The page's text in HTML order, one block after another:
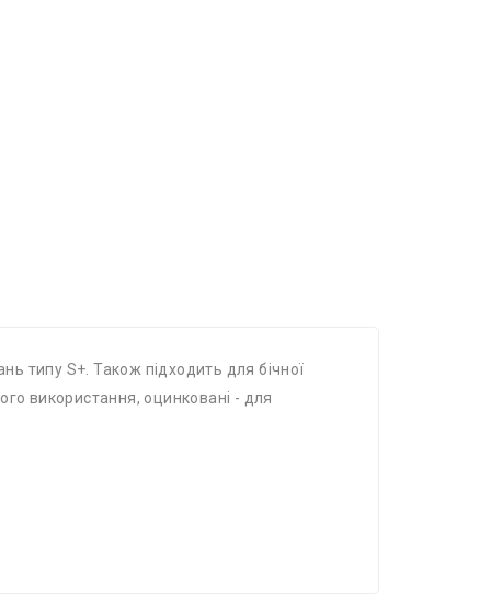
типу S+. Також підходить для бічної
використання, оцинковані - для